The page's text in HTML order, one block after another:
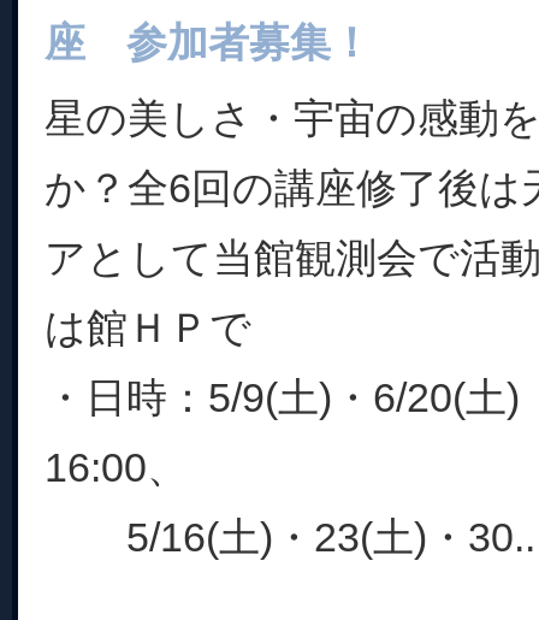
座 参加者募集！
星の美しさ・宇宙の感動
か？全6回の講座修了後は
アとして当館観測会で活
は館ＨＰで
・日時：5/9(土)・6/20(
16:00、
5/16(土)・23(土)・